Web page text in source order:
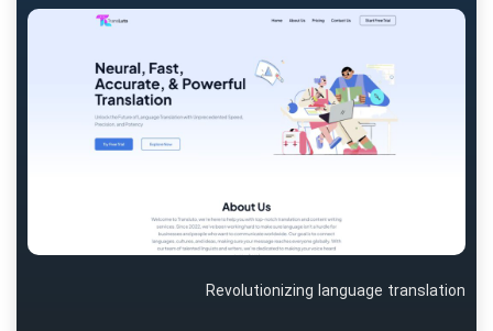
Revolutionizing language translation